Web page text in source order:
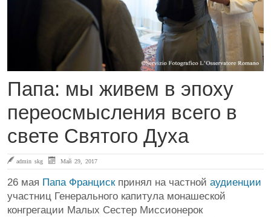
Папа: мы живем в эпоху
переосмысления всего в
свете Святого Духа
admin skg Май 29, 2017
26 мая Папа Францискпринял на частной аудиенции
участниц Генерального капитула монашеской
конгрегации Малых Сестер Миссионерок